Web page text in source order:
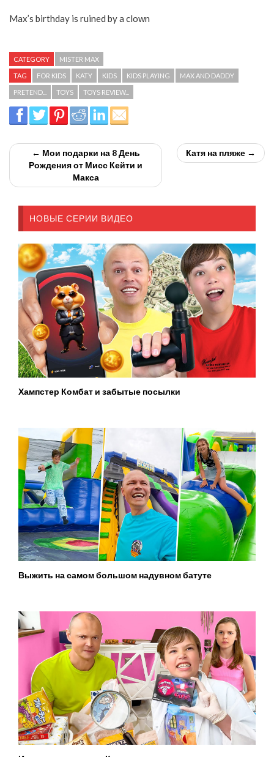
Max’s birthday is ruined by a clown
CATEGORY MISTER MAX
TAG FOR KIDS KATY KIDS KIDS PLAYING MAX AND DADDY
PRETEND... TOYS TOYS REVIEW...
← Мои подарки на 8 День
Рождения от Мисс Кейти и
Макса
Катя на пляже →
НОВЫЕ СЕРИИ ВИДЕО
Хампстер Комбат и забытые посылки
Выжить на самом большом надувном батуте